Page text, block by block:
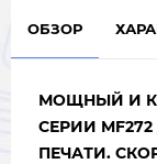
ОБЗОР
МОЩНЫЙ И
СЕРИИ
ПЕЧАТИ.